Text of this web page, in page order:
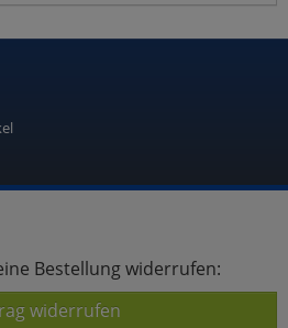
Bestellung widerrufen:
widerrufen